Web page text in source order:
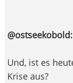
@ostseekobold:
Und, ist es
Krise aus?